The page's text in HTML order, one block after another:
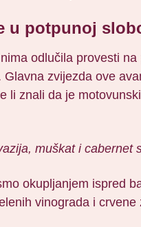
u potpunoj
odlučila provesti na
zvijezda ove
li znali da je
muškat i cabernet
okupljanjem ispred
vinograda i crvene